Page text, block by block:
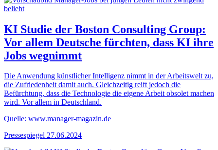
KI Studie der Boston Consulting Group:
Vor allem Deutsche fürchten, dass KI ihre
Jobs wegnimmt
Die Anwendung künstlicher Intelligenz nimmt in der Arbeitswelt zu,
die Zufriedenheit damit auch. Gleichzeitig reift jedoch die
Befürchtung, dass die Technologie die eigene Arbeit obsolet machen
wird. Vor allem in Deutschland.
Quelle: www.manager-magazin.de
Pressespiegel 27.06.2024